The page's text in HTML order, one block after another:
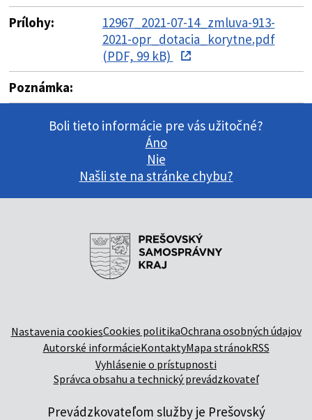
Prílohy:
12967_2021-07-14_zmluva-913-
2021-opr_dotacia_korytne.pdf
(PDF, 99 kB)
Poznámka:
Boli tieto informácie pre vás užitočné?
Áno
Nie
Našli ste na stránke chybu?
Nastavenia cookiesCookies politikaOchrana osobných údajov
Autorské informácieKontaktyMapa stránokRSS
Vyhlásenie o prístupnosti
Správca obsahu a technický prevádzkovateľ
Prevádzkovateľom služby je Prešovský